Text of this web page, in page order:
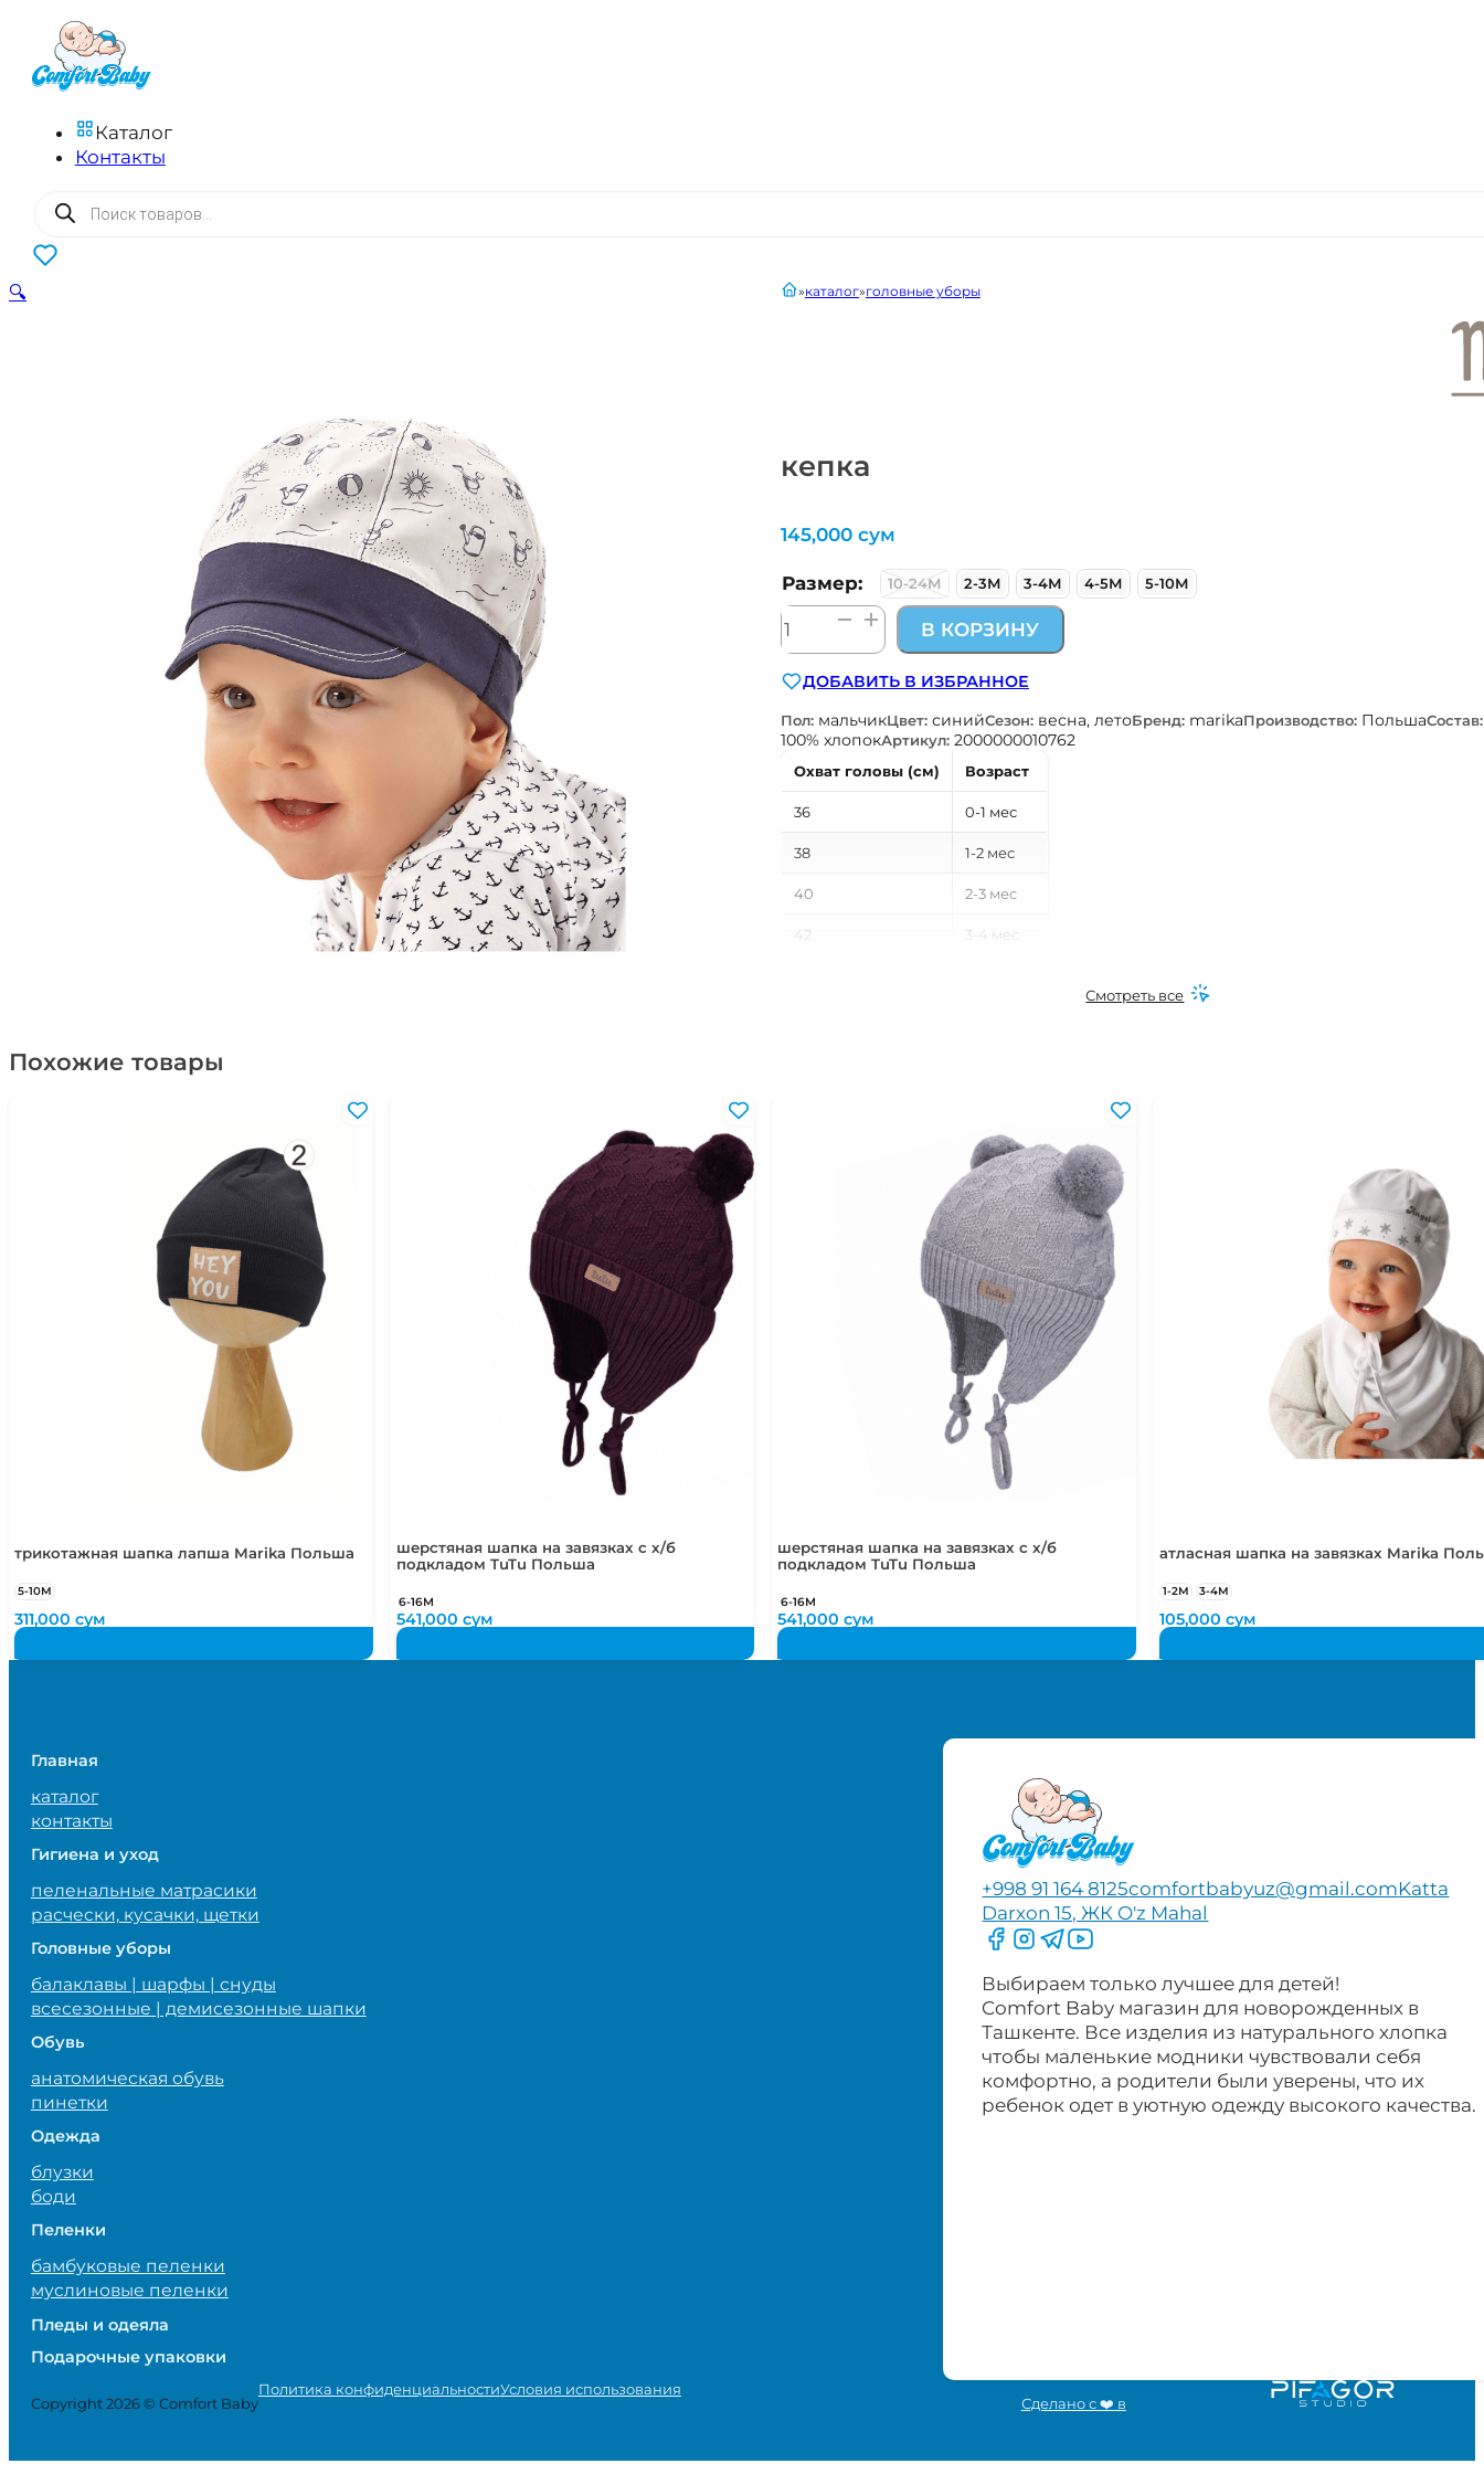
Каталог
Контакты
Поиск
товаров
0
кепка
главнаякаталог головные уборы
145,000 сум
Размер: 10-24М 2-3М 3-4М 4-5М 5-10М
Количество
товара
В КОРЗИНУ
ДОБАВИТЬ В ИЗБРАННОЕ
Пол: мальчикЦвет: синийСезон: весна, летоБренд: marikaПроизводство: ПольшаСостав:
100% хлопокАртикул: 2000000010762
Охват головы (см) Возраст
36 0-1 мес
38 1-2 мес
40 2-3 мес
42 3-4 мес
4-8 лет
8-12 лет
Смотреть все
🔍
Похожие товары
трикотажная шапка лапша Marika Польша
5-10М
311,000сум
шерстяная шапка на завязках с х/б
подкладом TuTu Польша
6-16М
541,000 сум
шерстяная шапка на завязках с х/б
подкладом TuTu Польша
6-16М
541,000сум
атласная шапка на завязках Marika
1-2М 3-4М
105,000 сум
Главная
каталог
контакты
Гигиена и уход
пеленальные матрасики
расчески, кусачки, щетки
Головные уборы
балаклавы | шарфы | снуды
всесезонные | демисезонные шапки
Обувь
анатомическая обувь
пинетки
Одежда
блузки
боди
Пеленки
бамбуковые пеленки
муслиновые пеленки
Пледы и одеяла
Подарочные упаковки
+998 91 164 8125comfortbabyuz@gmail.comKatta
Darxon 15, ЖК O'z Mahal
Следите за нами на Facebook
Следите за нами в Instagram
Следите за нами в Telegram
Следите за нами в YouTube
Выбираем только лучшее для детей!
Comfort Baby магазин для новорожденных в
Ташкенте. Все изделия из натурального хлопка
чтобы маленькие модники чувствовали себя
комфортно, а родители были уверены, что их
ребенок одет в уютную одежду высокого качества.
Copyright 2026 © Comfort Baby
Политика конфиденциальностиУсловия использования
Сделано с ❤️ в